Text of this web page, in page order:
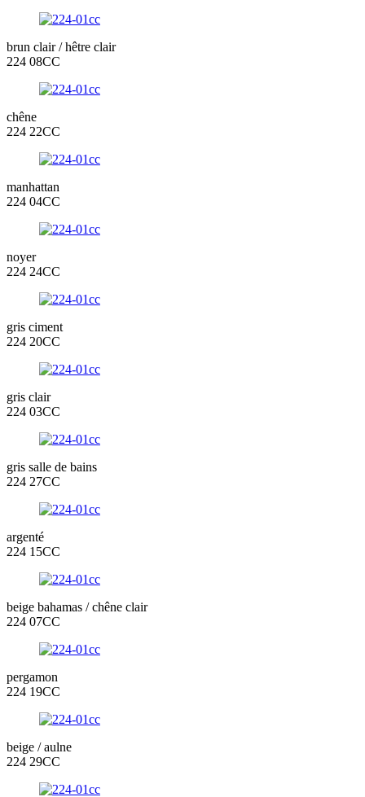
brun clair / hêtre clair
224 08CC
chêne
224 22CC
manhattan
224 04CC
noyer
224 24CC
gris ciment
224 20CC
gris clair
224 03CC
gris salle de bains
224 27CC
argenté
224 15CC
beige bahamas / chêne clair
224 07CC
pergamon
224 19CC
beige / aulne
224 29CC